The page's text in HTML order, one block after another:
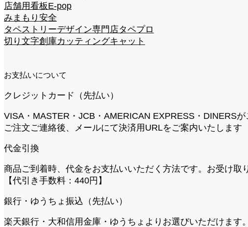
店舗用看板E-pop
みまもり安全
タペストリーデザイン専門店タペプロ
切り文字創庫カッティングキャット
お支払いについて
クレジットカード（先払い）
VISA・MASTER・JCB・AMERICAN EXPRESS・DINERSが
ご注文ご連絡後、メールにて決済用URLをご案内いたします
代金引換
商品ご到着時、代金をお支払いいただく方法です。お受け取
【代引き手数料：440円】
銀行・ゆうちょ振込（先払い）
楽天銀行・大和信用金庫・ゆうちょよりお選びいただけます。